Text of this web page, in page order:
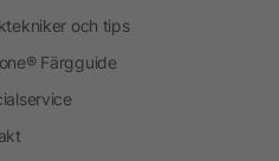
och tips
Färgguide